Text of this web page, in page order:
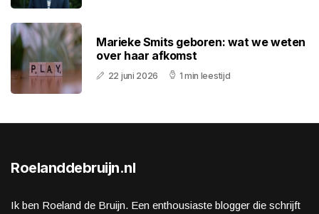
Marieke Smits geboren: wat we weten
over haar afkomst
22 juni 2026 1 min leestijd
Roelanddebruijn.nl
Ik ben Roeland de Bruijn. Een enthousiaste blogger die schrijft